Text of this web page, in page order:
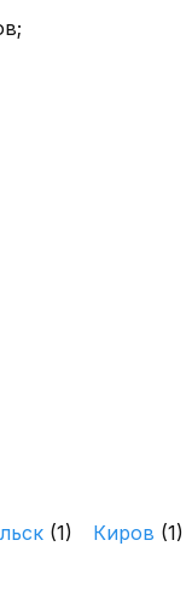
(1) Киров (1)